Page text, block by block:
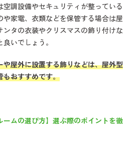
空調設備やセキュリティが整っている
や家電、衣類などを保管する場合は屋
ンタの衣装やクリスマスの飾り付けな
いでしょう。
や屋外に設置する飾りなどは、屋外型
もおすすめです。
ームの選び方】選ぶ際のポイントを徹